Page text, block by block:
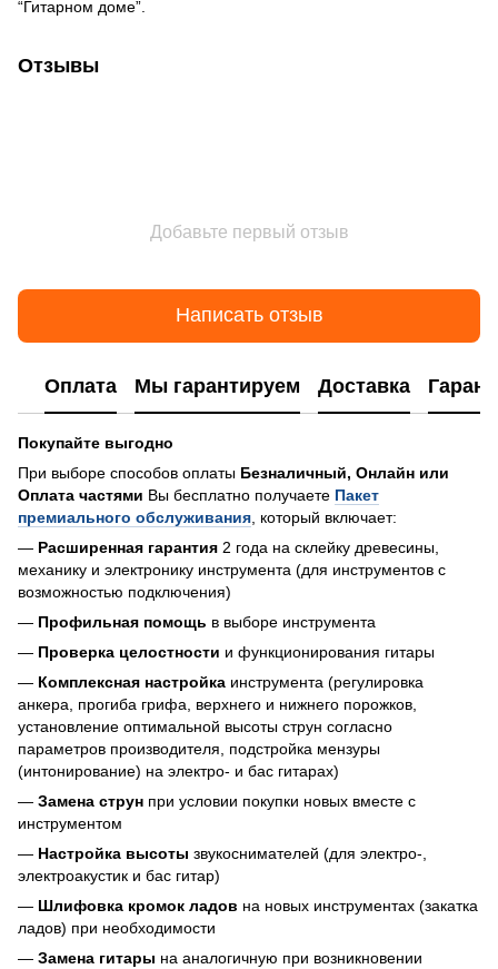
“Гитарном доме”.
Отзывы
Добавьте первый отзыв
Написать отзыв
Оплата Мы гарантируем Доставка
Покупайте выгодно
При выборе способов оплаты Безналичный, Онлайн или
Оплата частями Вы бесплатно получаете Пакет
премиального обслуживания , который включает:
— Расширенная гарантия 2 года на склейку древесины,
механику и электронику инструмента (для инструментов с
возможностью подключения)
— Профильная помощь в выборе инструмента
— Проверка целостности и функционирования гитары
— Комплексная настройка инструмента (регулировка
анкера, прогиба грифа, верхнего и нижнего порожков,
установление оптимальной высоты струн согласно
параметров производителя, подстройка мензуры
(интонирование) на электро- и бас гитарах)
— Замена струн при условии покупки новых вместе с
инструментом
— Настройка высоты звукоснимателей (для электро-,
электроакустик и бас гитар)
— Шлифовка кромок ладов на новых инструментах (закатка
ладов) при необходимости
— Замена гитары на аналогичную при возникновении